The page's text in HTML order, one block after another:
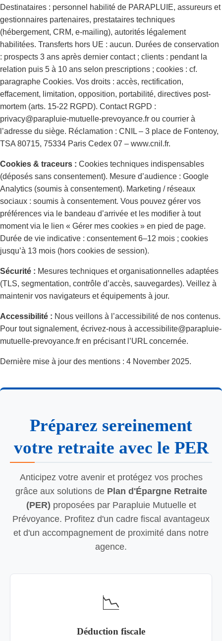
Destinataires : personnel habilité de PARAPLUIE, assureurs et
gestionnaires partenaires, prestataires techniques
(hébergement, CRM, e-mailing), autorités légalement
habilitées. Transferts hors UE : aucun. Durées de conservation
: prospects 3 ans après dernier contact ; clients : pendant la
relation puis 5 à 10 ans selon prescriptions ; cookies : cf.
paragraphe Cookies. Vos droits : accès, rectification,
effacement, limitation, opposition, portabilité, directives post-
mortem (arts. 15-22 RGPD). Contact RGPD :
privacy@parapluie-mutuelle-prevoyance.fr ou courrier à
l’adresse du siège. Réclamation : CNIL – 3 place de Fontenoy,
TSA 80715, 75334 Paris Cedex 07 – www.cnil.fr.
Cookies & traceurs : Cookies techniques indispensables
(déposés sans consentement). Mesure d’audience : Google
Analytics (soumis à consentement). Marketing / réseaux
sociaux : soumis à consentement. Vous pouvez gérer vos
préférences via le bandeau d’arrivée et les modifier à tout
moment via le lien « Gérer mes cookies » en pied de page.
Durée de vie indicative : consentement 6–12 mois ; cookies
jusqu’à 13 mois (hors cookies de session).
Sécurité : Mesures techniques et organisationnelles adaptées
(TLS, segmentation, contrôle d’accès, sauvegardes). Veillez à
maintenir vos navigateurs et équipements à jour.
Accessibilité : Nous veillons à l’accessibilité de nos contenus.
Pour tout signalement, écrivez-nous à accessibilite@parapluie-
mutuelle-prevoyance.fr en précisant l’URL concernée.
Dernière mise à jour des mentions : 4 November 2025.
Préparez sereinement
votre retraite avec le PER
Anticipez votre avenir et protégez vos proches
grâce aux solutions de Plan d'Épargne Retraite
(PER) proposées par Parapluie Mutuelle et
Prévoyance. Profitez d'un cadre fiscal avantageux
et d'un accompagnement de proximité dans notre
agence.
📉
Déduction fiscale